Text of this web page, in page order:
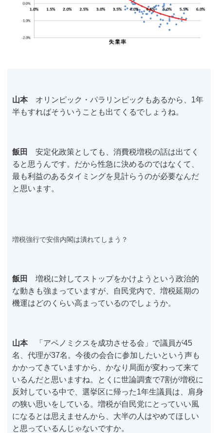
山本オリンピック・パラリンピックもあるから、1年
半もすればそういうことも出てくるでしょうね。
飯田
安定化政策としても、消費税増税の話は出てく
ると思うんです。だから性急に決めるのではなくて、
最も利益のあるタイミングを見計らうのが必要なんだ
と思います。
増税強行で安倍内閣は潰れてしまう？
飯田
増税に対してストップをかけようという政治的
な動きも強まっていますが、自民党内で、増税延期の
機運はどのくらい高まっているのでしょうか。
山本「アベノミクスを成功させる会」で議員が45
名、代理が37名。今後の会合に参加したいという声も
かかってきていますから、かなり局面が変わって来て
いるんだと思いますね。とくに世論調査で7割が増税に
反対している中で、選挙区に帰った1年生議員は、肩身
の狭い思いをしている。増税が自民党にとっていい風
になるとは思えませんから、大半の人はやめてほしい
と思っているんじゃないですか。